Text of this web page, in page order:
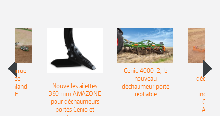
charrue
portée
Onland
Nouvelles ailettes
360 mm AMAZONE
pour déchaumeurs
portés Cenio et
Cenio 4000-2, le
nouveau
déchaumeur porté
repliable